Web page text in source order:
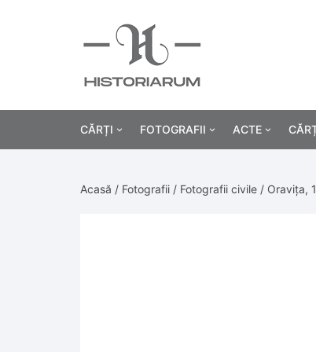
CĂRȚI FOTOGRAFII ACTE
Acasă / Fotografii / Fotografii civile / Oravița,